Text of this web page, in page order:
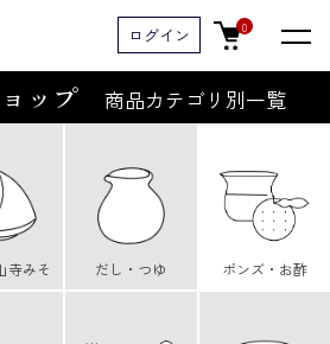
ログイン 0
ップ 商品カテゴリ別一覧
寺みそ だし・つゆ ポンズ・お酢